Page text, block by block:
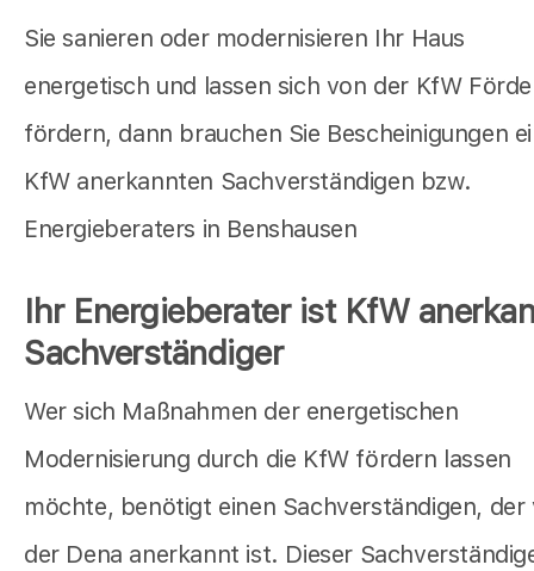
Sie sanieren oder modernisieren Ihr Haus
energetisch und lassen sich von der KfW
fördern, dann brauchen Sie Bescheinigungen
KfW anerkannten Sachverständigen bzw.
Energieberaters in Benshausen
Ihr Energieberater ist KfW
Sachverständiger
Wer sich Maßnahmen der energetischen
Modernisierung durch die KfW fördern lassen
möchte, benötigt einen Sachverständigen, der
der Dena anerkannt ist. Dieser